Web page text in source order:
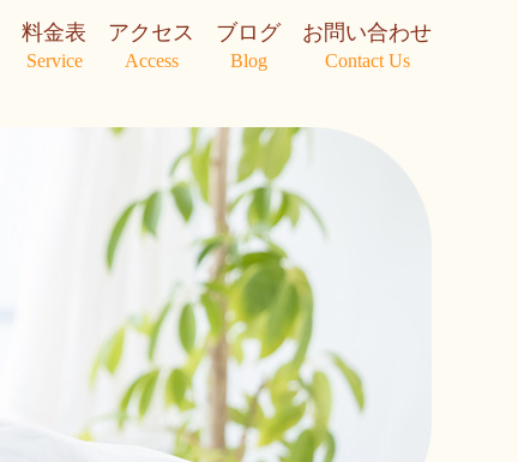
料金表
Service
アクセス
Access
ブログ
Blog
お問い合わせ
Contact Us